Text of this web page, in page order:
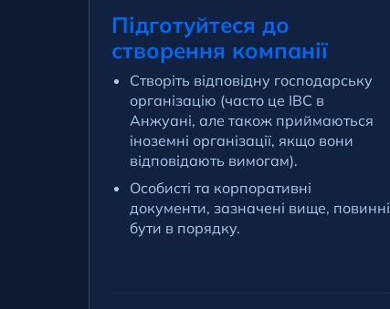
Підготуйтеся до
створення компанії
Створіть відповідну господарську
організацію (часто це IBC в
Анжуані, але також приймаються
іноземні організації, якщо вони
відповідають вимогам).
Особисті та корпоративні
документи, зазначені вище, повинні
бути в порядку.